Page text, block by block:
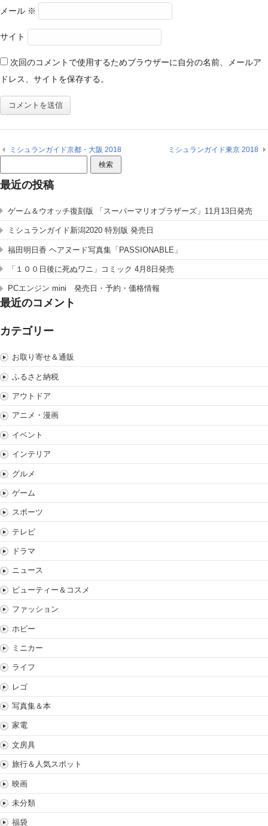
メール ※
サイト
次回のコメントで使用するためブラウザーに自分の名前、メールア
ドレス、サイトを保存する。
ミシュランガイド京都・大阪 2018 ミシュランガイド東京 2018
索:
最近の投稿
ゲーム＆ウオッチ復刻版 「スーパーマリオブラザーズ」11月13日発売
ミシュランガイド新潟2020 特別版 発売日
福田明日香 ヘアヌード写真集「PASSIONABLE」
「１００日後に死ぬワニ」コミック 4月8日発売
PCエンジン mini 発売日・予約・価格情報
最近のコメント
カテゴリー
お取り寄せ＆通販
ふるさと納税
アウトドア
アニメ・漫画
イベント
インテリア
グルメ
ゲーム
スポーツ
テレビ
ドラマ
ニュース
ビューティー＆コスメ
ファッション
ホビー
ミニカー
ライフ
レゴ
写真集＆本
家電
文房具
旅行＆人気スポット
映画
未分類
福袋